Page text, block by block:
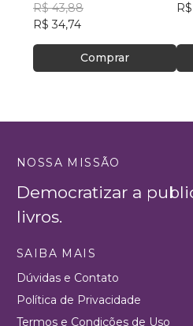
R$ 43,88
R$ 34,74
Comprar
NOSSA MISSÃO
Democratizar a
livros.
SAIBA MAIS
Dúvidas e Contato
Política de Privacidade
Termos e Condições de Uso